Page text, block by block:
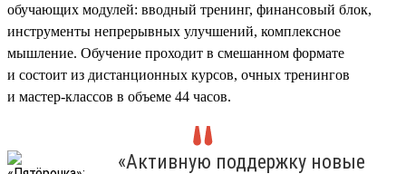
обучающих модулей: вводный тренинг, финансовый блок,
инструменты непрерывных улучшений, комплексное
мышление. Обучение проходит в смешанном формате
и состоит из дистанционных курсов, очных тренингов
и мастер-классов в объеме 44 часов.
«Активную поддержку новые